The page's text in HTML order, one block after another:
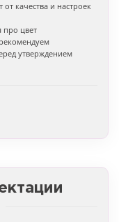
качества и настроек
про цвет
утверждением